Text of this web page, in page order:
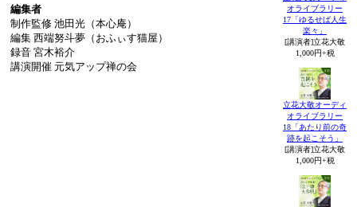
編集者
制作監修 池田光（本心庵）
編集 西端努斗夢（おふぃす猫屋）
録音 宮木裕介
講演開催 元気アップ禅の会
オライブラリー
17「ゆるせば人生
楽々」
[講演者]立花大敬
1,000円+税
立花大敬オーディ
オライブラリー
18「あたり前の奇
跡を起こそう」
[講演者]立花大敬
1,000円+税